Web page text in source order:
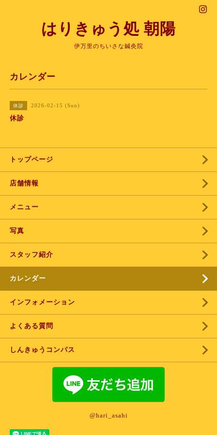
はりきゅう処 朝陽
伊万里のちいさな鍼灸院
カレンダー
休診 2026-02-15 (Sun)
休診
トップページ
店舗情報
メニュー
写真
スタッフ紹介
カレンダー
インフォメーション
よくある質問
しんきゅうコンパス
@hari_asahi